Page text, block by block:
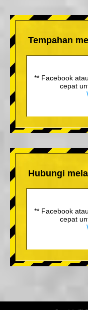
Tempahan
** Facebook
cepat
Hubungi
** Facebook
cepat